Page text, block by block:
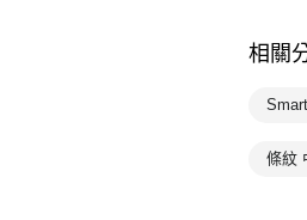
相關
條紋